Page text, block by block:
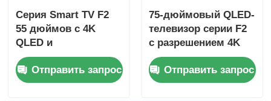
4К светодиодный телевизор
Компьютерный монитор
Серия Smart TV F2
55 дюймов с 4K
QLED и
интеллектуальными
функциями
Отправить запрос
75-дюймовый QLED-
телевизор серии F2
с разрешением 4K
QLED и
интеллектуальными
функциями
Отправить запрос